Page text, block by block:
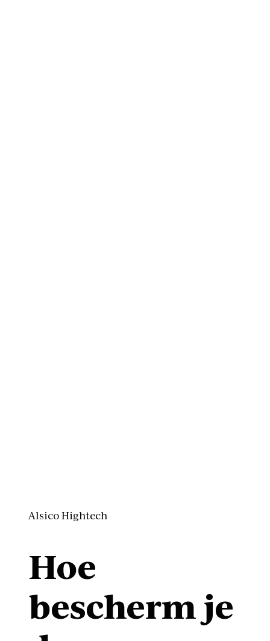
Hoe
bescherm je
Alsico Hightech